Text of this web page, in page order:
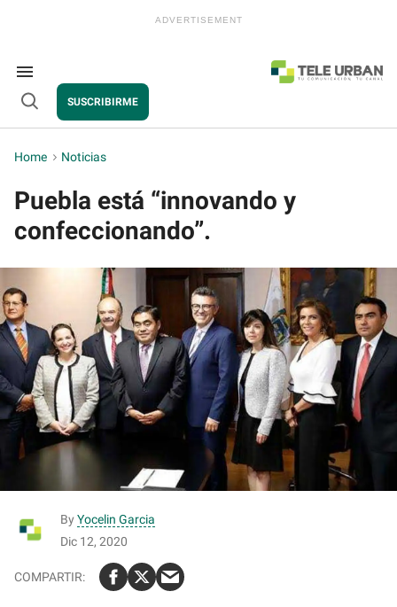
Search
&
Section
Navigation
Open
SUSCRIBIRME
Home > Noticias
Puebla está “innovando y
confeccionando”.
By Yocelin Garcia
Dic 12, 2020